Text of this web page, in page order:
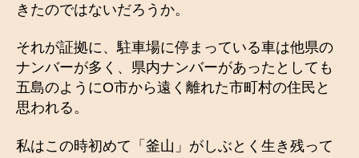
きたのではないだろうか。
それが証拠に、駐車場に停まっている車は他県の
ナンバーが多く、県内ナンバーがあったとしても
五島のようにO市から遠く離れた市町村の住民と
思われる。
私はこの時初めて「釜山」がしぶとく生き残って